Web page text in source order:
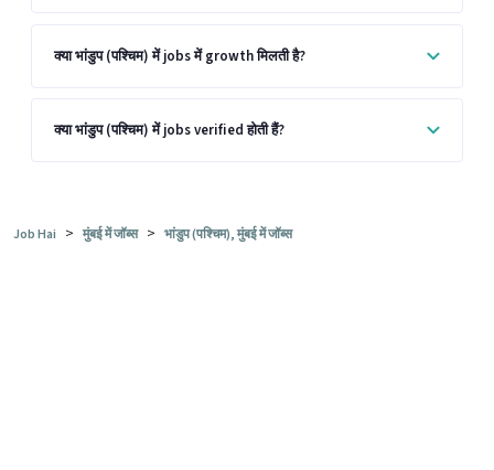
क्या भांडुप (पश्चिम) में jobs में growth मिलती है?
क्या भांडुप (पश्चिम) में jobs verified होती हैं?
Job Hai > मुंबई में जॉब्स > भांडुप (पश्चिम), मुंबई में जॉब्स